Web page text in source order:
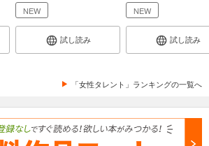
NEW
試し読み
NEW
試し読み
「女性タレント」ランキングの一覧へ